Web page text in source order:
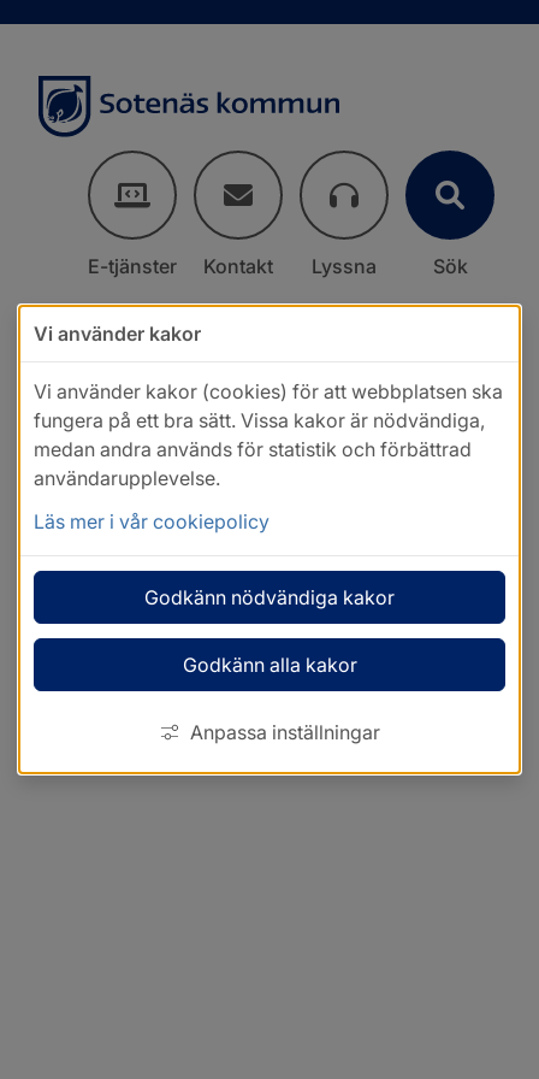
E-tjänster Kontakt Lyssna Sök
Vi använder kakor
Vi använder kakor (cookies) för att webbplatsen ska
fungera på ett bra sätt. Vissa kakor är nödvändiga,
medan andra används för statistik och förbättrad
användarupplevelse.
Läs mer i vår cookiepolicy
Godkänn nödvändiga kakor
Godkänn alla kakor
Anpassa inställningar